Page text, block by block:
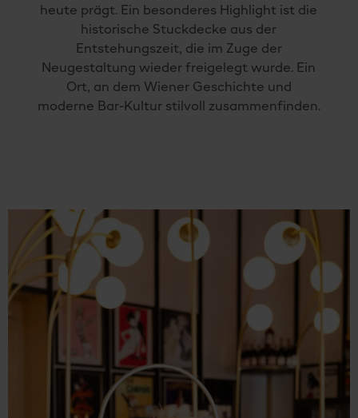
heute prägt. Ein besonderes Highlight ist die
historische Stuckdecke aus der
Entstehungszeit, die im Zuge der
Neugestaltung wieder freigelegt wurde. Ein
Ort, an dem Wiener Geschichte und
moderne Bar-Kultur stilvoll zusammenfinden.